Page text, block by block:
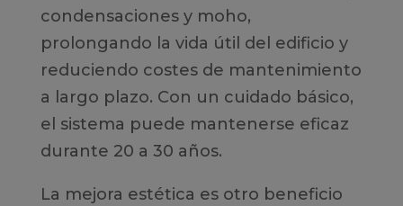
condensaciones y moho,
prolongando la vida útil del edificio y
reduciendo costes de mantenimiento
a largo plazo. Con un cuidado básico,
el sistema puede mantenerse eficaz
durante 20 a 30 años.
La mejora estética es otro beneficio